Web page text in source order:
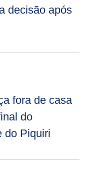
decisão após
fora de casa
do
do Piquiri